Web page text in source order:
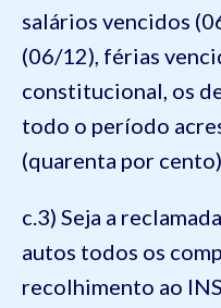
salários vencidos
(06/12), férias
constitucional, os
todo o período
(quarenta por
c.3) Seja a
autos todos os
recolhimento ao